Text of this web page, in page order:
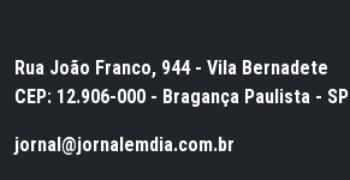
Rua João Franco, 944 - Vila Bernadete
CEP: 12.906-000 - Bragança Paulista - SP
jornal@jornalemdia.com.br